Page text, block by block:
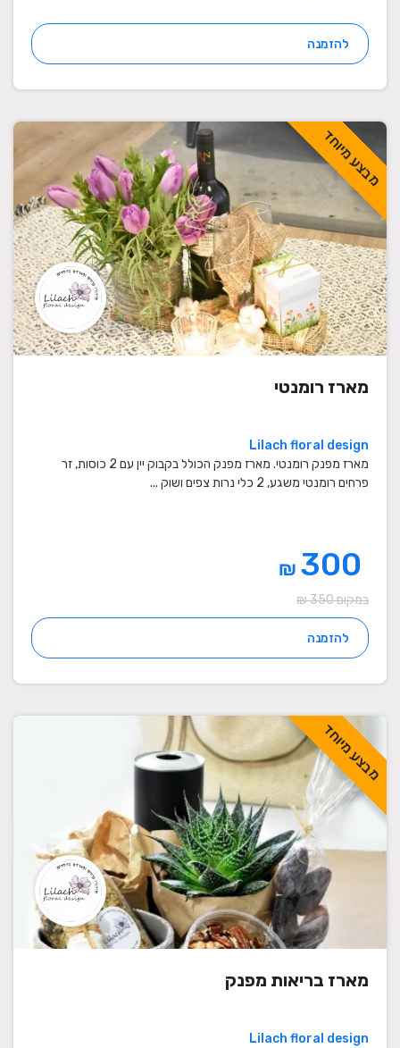
להזמנה
מבצע מיוחד
מארז רומנטי
Lilach floral design
מארז מפנק רומנטי. מארז מפנק הכולל בקבוק יין עם 2 כוסות, זר
פרחים רומנטי משגע, 2 כלי נרות צפים ושוק ...
₪
במקום 350 ₪
להזמנה
מבצע מיוחד
מארז בריאות מפנק
Lilach floral design